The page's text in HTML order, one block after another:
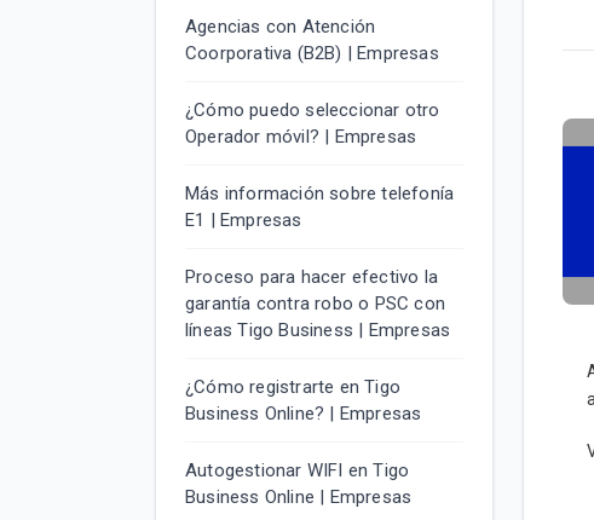
Agencias con Atención
Coorporativa (B2B) | Empresas
¿Cómo puedo seleccionar otro
Operador móvil? | Empresas
Más información sobre telefonía
E1 | Empresas
Proceso para hacer efectivo la
garantía contra robo o PSC con
líneas Tigo Business | Empresas
¿Cómo registrarte en Tigo
Business Online? | Empresas
Autogestionar WIFI en Tigo
Business Online | Empresas